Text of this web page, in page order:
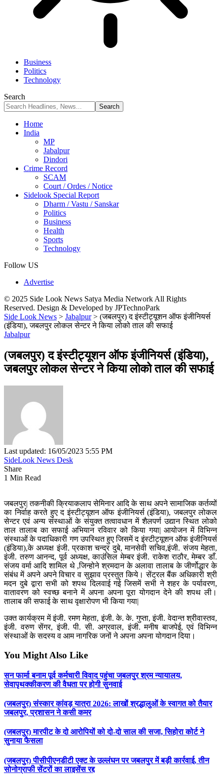
Business
Politics
Technology
Search
Home
India
MP
Jabalpur
Dindori
Crime Record
SCAM
Court / Ordes / Notice
Sidelook Special Report
Dharm / Vastu / Sanskar
Politics
Business
Health
Sports
Technology
Follow US
Advertise
© 2025 Side Look News Satya Media Network All Rights
Reserved. Design & Developed by JPTechnoPark
Side Look News > Jabalpur> (जबलपुर) द इंस्टीट्यूशन ऑफ इंजीनियर्स
(इंडिया), जबलपुर लोकल सेन्टर ने किया लोको ताल की सफाई
Jabalpur
(जबलपुर) द इंस्टीट्यूशन ऑफ इंजीनियर्स (इंडिया),
जबलपुर लोकल सेन्टर ने किया लोको ताल की सफाई
Last updated: 16/05/2023 5:55 PM
SideLook News Desk
Share
1 Min Read
जबलपुर| तकनीकी क्रियाकलाप सेमिनार आदि के साथ अपने सामाजिक कर्तव्यों
का निर्वाह करते हुए द इंस्टीट्यूशन ऑफ इंजीनियर्स (इंडिया), जबलपुर लोकल
सेन्टर एवं अन्य संस्थाओं के संयुक्त तत्वावधान में शैलपर्ण उद्यान स्थित लोको
ताल तालाब का सफाई अभियान रविवार को किया गया| आयोजन में विभिन्न
संस्थाओं के पदाधिकारी गण उपस्थित हुए जिसमें द इंस्टीट्यूशन ऑफ इंजीनियर्स
(इंडिया),के अध्यक्ष इंजी. प्रकाश चन्द्र दुबे, मानसेवी सचिव,इंजी. संजय मेहता,
इंजी. तरुण आनन्द, पूर्व अध्यक्ष, काउंसिल मेम्बर इंजी. राकेश राठौर, मेम्बर डाँ.
संजय वर्मा आदि शामिल थे ,जिन्होने श्रमदान के अलावा तालाब के जीर्णोद्धार के
संबंध में अपने अपने विचार व सुझाव प्रस्तुत किये। सेंट्रल बैंक अधिकारी श्री
मदन दुबे द्वारा सभी को शपथ दिलवाई गई जिसमें सभी ने शहर के पर्यावरण,
वातावरण को स्वच्छ बनाने में अपना अपना पूरा योगदान देने की शपथ ली।
तालाब की सफाई के साथ वृक्षारोपण भी किया गया|
उक्त कार्यक्रम में इंजी. रमण मेहता, इंजी. के. के. गुप्ता, इंजी. वेदान्त श्रीवास्तव,
इंजी. वरुण सेंगर, इंजी. पी. सी. अग्रवाल, इंजी. मनीष बाजपेई, एवं विभिन्न
संस्थाओं के सदस्य व आम नागरिक जनों ने अपना अपना योगदान दिया।
You Might Also Like
सन फार्मा बनाम पूर्व कर्मचारी विवाद पहुंचा जबलपुर श्रम न्यायालय,
सेवापृथक्कीकरण की वैधता पर होगी सुनवाई
(जबलपुर) संस्कार कांवड़ यात्रा 2026: लाखों श्रद्धालुओं के स्वागत को तैयार
जबलपुर, प्रशासन ने कसी कमर
(जबलपुर) मारपीट के दो आरोपियों को दो-दो साल की सजा, सिहोरा कोर्ट ने
सुनाया फैसला
(जबलपुर) पीसीपीएनडीटी एक्ट के उल्लंघन पर जबलपुर में बड़ी कार्रवाई, तीन
सोनोग्राफी सेंटरों का लाइसेंस रद्द